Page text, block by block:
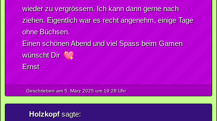
wieder zu vergrössern. Ich kann dann gerne nach
ziehen. Eigentlich war es recht angenehm, einige Tage
ohne Büchsen.
Einen schönen Abend und viel Spass beim Gamen
wünscht Dir
Ernst
Geschrieben am 5. März2025um 19:28 Uhr
Holzkopfsagte: